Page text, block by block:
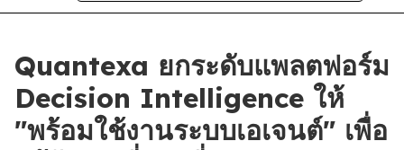
Quantexa ยกระดับแพลตฟอร์ม
Decision Intelligence ให้
"พร้อมใช้งานระบบเอเจนต์" เพื่อ